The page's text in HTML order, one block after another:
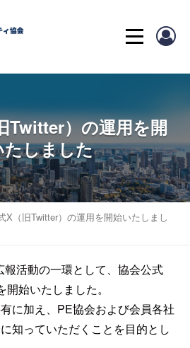
Twitter）の運用を開
たしました
X（旧Twitter）の運用を開始いたしまし
報活動の一環として、協会公式
始いたしました。
に加え、PE協会および会員各社
知っていただくことを目的とし